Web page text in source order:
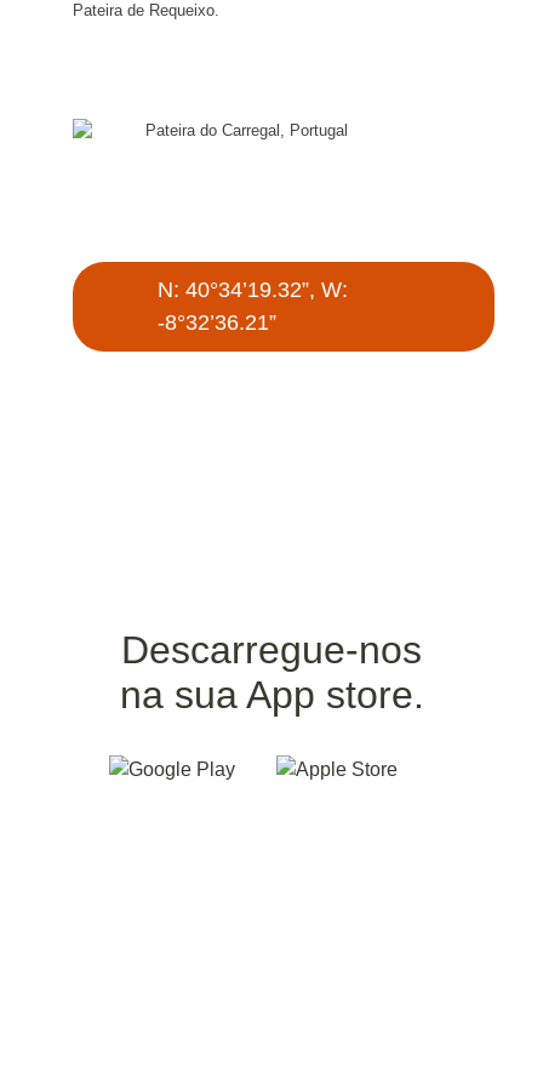
Pateira de Requeixo.
Pateira do Carregal, Portugal
N: 40°34’19.32”, W:
-8°32’36.21”
Descarregue-nos
na sua App store.